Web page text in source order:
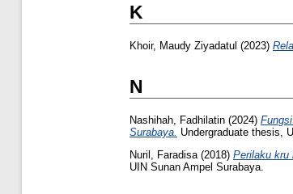
K
Khoir, Maudy Ziyadatul (2023)
N
Nashihah, Fadhilatin (2024)
Surabaya. Undergraduate thesis,
Nuril, Faradisa (2018) Perilaku kru
UIN Sunan Ampel Surabaya.